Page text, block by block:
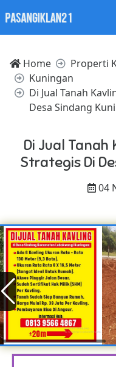
Home Properti
Kuningan
Di Jual Tanah
Desa Sindang
Di Jual Tanah
Strategis Di
04